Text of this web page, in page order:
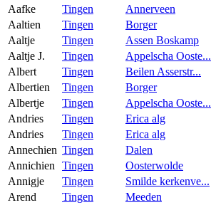
Aafke
Tingen Annerveen
Aaltien
Tingen Borger
Aaltje
Tingen Assen Boskamp
Aaltje J.
Tingen Appelscha Ooste...
Albert
Tingen Beilen Asserstr...
Albertien
Tingen Borger
Albertje
Tingen Appelscha Ooste...
Andries
Tingen Erica alg
Andries
Tingen Erica alg
Annechien Tingen Dalen
Annichien
Tingen Oosterwolde
Annigje
Tingen Smilde kerkenve...
Arend
Tingen Meeden